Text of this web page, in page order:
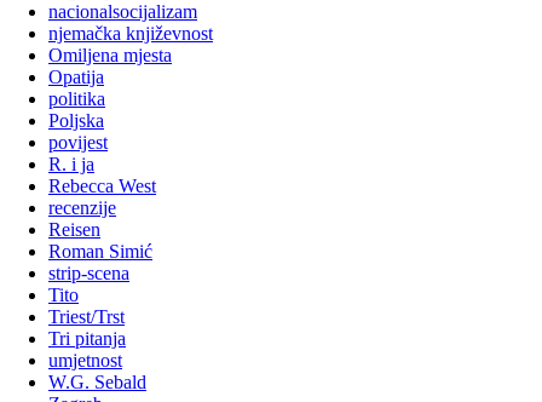
nacionalsocijalizam
njemačka književnost
Omiljena mjesta
Opatija
politika
Poljska
povijest
R. i ja
Rebecca West
recenzije
Reisen
Roman Simić
strip-scena
Tito
Triest/Trst
Tri pitanja
umjetnost
W.G. Sebald